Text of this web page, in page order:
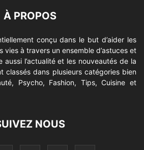
À PROPOS
conçu dans le but d’aider les
vies à travers un ensemble d’astuces et
aussi l’actualité et les nouveautés de la
classés dans plusieurs catégories bien
Psycho, Fashion, Tips, Cuisine et
NOUS